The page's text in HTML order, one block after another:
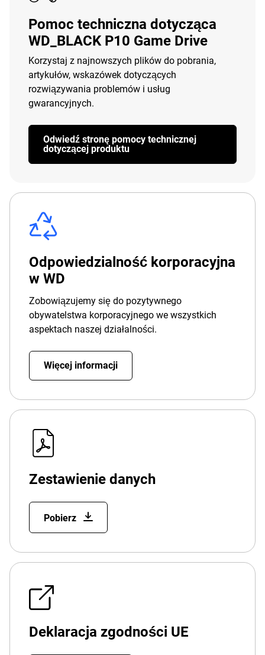
Pomoc techniczna dotycząca
WD_BLACK P10 Game Drive
Korzystaj z najnowszych plików do pobrania,
artykułów, wskazówek dotyczących
rozwiązywania problemów i usług
gwarancyjnych.
Odwiedź stronę pomocy technicznej
dotyczącej produktu
Odpowiedzialność korporacyjna
w WD
Zobowiązujemy się do pozytywnego
obywatelstwa korporacyjnego we wszystkich
aspektach naszej działalności.
Więcej informacji
Zestawienie danych
Pobierz
Deklaracja zgodności UE